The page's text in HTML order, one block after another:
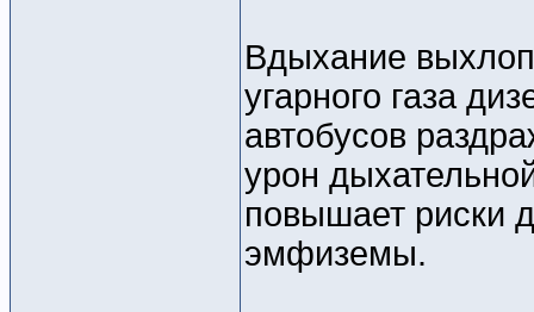
Вдыхание
угарного газа
автобусов
урон
повышает риски
эмфиземы.